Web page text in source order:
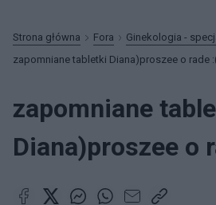
Strona główna Fora
Ginekologia -
zapomniane tabletki Diana)proszee o rade
zapomniane
Diana)proszee o